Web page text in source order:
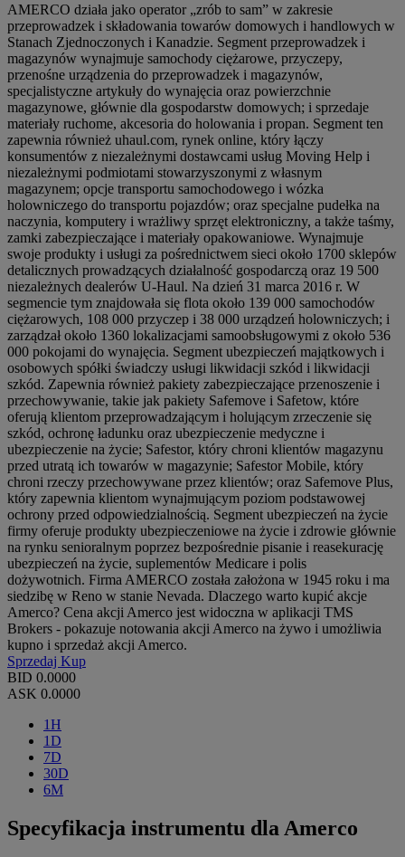
AMERCO działa jako operator „zrób to sam” w zakresie
przeprowadzek i składowania towarów domowych i handlowych w
Stanach Zjednoczonych i Kanadzie. Segment przeprowadzek i
magazynów wynajmuje samochody ciężarowe, przyczepy,
przenośne urządzenia do przeprowadzek i magazynów,
specjalistyczne artykuły do ​​wynajęcia oraz powierzchnie
magazynowe, głównie dla gospodarstw domowych; i sprzedaje
materiały ruchome, akcesoria do holowania i propan. Segment ten
zapewnia również uhaul.com, rynek online, który łączy
konsumentów z niezależnymi dostawcami usług Moving Help i
niezależnymi podmiotami stowarzyszonymi z własnym
magazynem; opcje transportu samochodowego i wózka
holowniczego do transportu pojazdów; oraz specjalne pudełka na
naczynia, komputery i wrażliwy sprzęt elektroniczny, a także taśmy,
zamki zabezpieczające i materiały opakowaniowe. Wynajmuje
swoje produkty i usługi za pośrednictwem sieci około 1700 sklepów
detalicznych prowadzących działalność gospodarczą oraz 19 500
niezależnych dealerów U-Haul. Na dzień 31 marca 2016 r. W
segmencie tym znajdowała się flota około 139 000 samochodów
ciężarowych, 108 000 przyczep i 38 000 urządzeń holowniczych; i
zarządzał około 1360 lokalizacjami samoobsługowymi z około 536
000 pokojami do wynajęcia. Segment ubezpieczeń majątkowych i
osobowych spółki świadczy usługi likwidacji szkód i likwidacji
szkód. Zapewnia również pakiety zabezpieczające przenoszenie i
przechowywanie, takie jak pakiety Safemove i Safetow, które
oferują klientom przeprowadzającym i holującym zrzeczenie się
szkód, ochronę ładunku oraz ubezpieczenie medyczne i
ubezpieczenie na życie; Safestor, który chroni klientów magazynu
przed utratą ich towarów w magazynie; Safestor Mobile, który
chroni rzeczy przechowywane przez klientów; oraz Safemove Plus,
który zapewnia klientom wynajmującym poziom podstawowej
ochrony przed odpowiedzialnością. Segment ubezpieczeń na życie
firmy oferuje produkty ubezpieczeniowe na życie i zdrowie głównie
na rynku senioralnym poprzez bezpośrednie pisanie i reasekurację
ubezpieczeń na życie, suplementów Medicare i polis
dożywotnich. Firma AMERCO została założona w 1945 roku i ma
siedzibę w Reno w stanie Nevada. Dlaczego warto kupić akcje
Amerco? Cena akcji Amerco jest widoczna w aplikacji TMS
Brokers - pokazuje notowania akcji Amerco na żywo i umożliwia
kupno i sprzedaż akcji Amerco.
Sprzedaj Kup
BID 0.0000
ASK 0.0000
1H
1D
7D
30D
6M
Specyfikacja instrumentu dla Amerco